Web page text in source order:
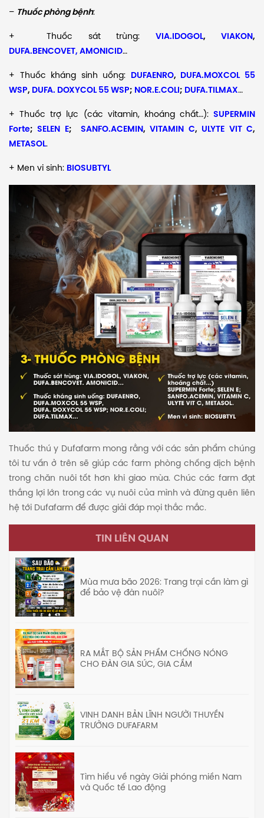
– Thuốc phòng bệnh:
+ Thuốc sát trùng:VIA.IDOGOL,VIAKON,
DUFA.BENCOVET, AMONICID…
+ Thuốc kháng sinh uống: DUFAENRO, DUFA.MOXCOL 55
WSP, DUFA. DOXYCOL 55 WSP; NOR.E.COLI; DUFA.TILMAX…
+ Thuốc trợ lực (các vitamin, khoáng chất…): SUPERMIN
Forte;SELEN E; SANFO.ACEMIN,VITAMIN C, ULYTE VIT C,
METASOL.
+ Men vi sinh: BIOSUBTYL
Thuốc thú y Dufafarm mong rằng với các sản phẩm chúng
tôi tư vấn ở trên sẽ giúp các farm phòng chống dịch bệnh
trong chăn nuôi tốt hơn khi giao mùa. Chúc các farm đạt
thắng lợi lớn trong các vụ nuôi của mình và đừng quên liên
hệ tới Dufafarm để được giải đáp mọi thắc mắc.
TIN LIÊN QUAN
Mùa mưa bão 2026: Trang trại cần làm gì
để bảo vệ đàn nuôi?
RA MẮT BỘ SẢN PHẨM CHỐNG NÓNG
CHO ĐÀN GIA SÚC, GIA CẦM
VINH DANH BẢN LĨNH NGƯỜI THUYỀN
TRƯỞNG DUFAFARM
Tìm hiểu về ngày Giải phóng miền Nam
và Quốc tế Lao động